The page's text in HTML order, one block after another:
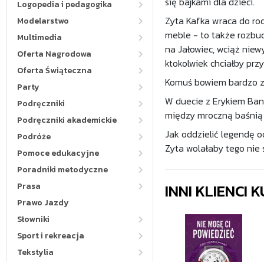
Logopedia i pedagogika
Modelarstwo
Multimedia
Oferta Nagrodowa
Oferta Świąteczna
Party
Podręczniki
Podręczniki akademickie
Podróże
Pomoce edukacyjne
Poradniki metodyczne
Prasa
Prawo Jazdy
Słowniki
Sport i rekreacja
Tekstylia
Zyta Kafka wraca do
meble - to także
na Jałowiec, wciąż
ktokolwiek chciałby
Komuś bowiem bardzo
W duecie z Erykiem
między mroczną
Jak oddzielić legendę
Zyta wolałaby tego
INNI KLIENCI